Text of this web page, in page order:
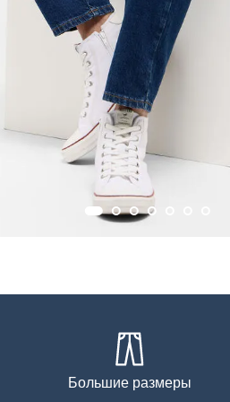
Большие размеры